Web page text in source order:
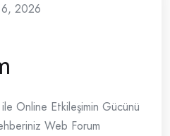
6, 2026
Online Etkileşimin Gücünü
Web Forum